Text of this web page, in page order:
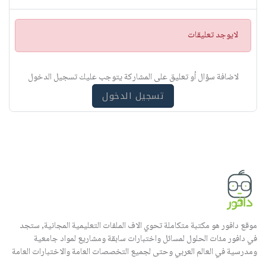
ت
ن
ي
لايوجد تعليقات
لاضافة سؤال أو تعليق على المشاركة يتوجب عليك تسجيل الدخول
تسجيل الدخول
موقع دافور هو مكتبة متكاملة تحوي الاف الملفات التعليمية المجانية, ستجد
في دافور مئات الحلول لمسائل واختبارات سابقة ومشاريع لمواد جامعية
ومدرسية في العالم العربي وحتى لجميع التخصصات العامة والاختبارات العامة